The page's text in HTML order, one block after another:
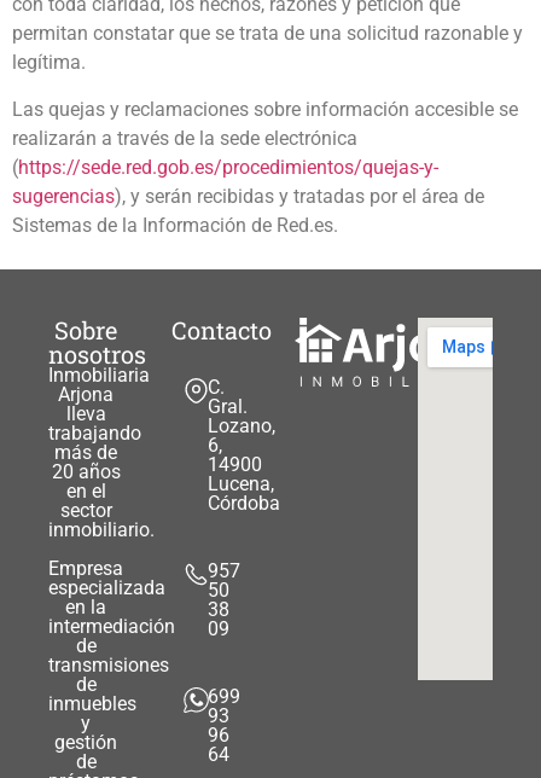
permitan constatar que se trata de una solicitud razonable y
legítima.
Las quejas y reclamaciones sobre información accesible se
realizarán a través de la sede electrónica
(https://sede.red.gob.es/procedimientos/quejas-y-
sugerencias), y serán recibidas y tratadas por el área de
Sistemas de la Información de Red.es.
Sobre
nosotros
Inmobiliaria
Arjona
lleva
trabajando
más de
20 años
en el
sector
inmobiliario.
Empresa
especializada
en la
intermediación
de
transmisiones
de
inmuebles
y
gestión
de
Contacto
C.
Gral.
Lozano,
6,
14900
Lucena,
Córdoba
957
50
38
09
699
93
96
64